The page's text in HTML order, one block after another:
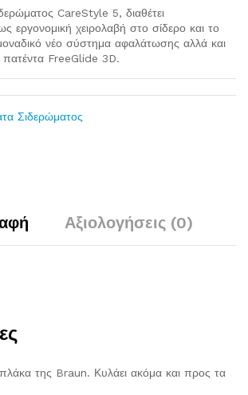
CareStyle 5, διαθέτει
εργονομική χειρολαβή στο σίδερο και το
νέο σύστημα αφαλάτωσης αλλά και
FreeGlide 3D.
Σιδερώματος
Αξιολογήσεις (0)